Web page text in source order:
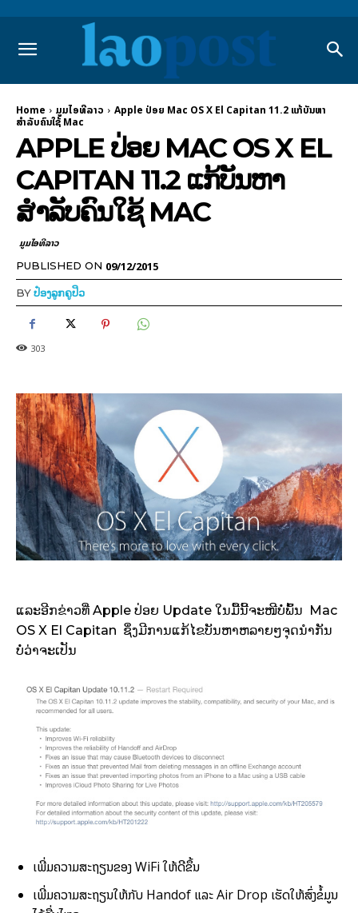
Home ມູມໄອທີລາວ
Apple ປ່ອຍ Mac OS X El Capitan 11.2 ແກ້ບັນຫາ
ສຳລັບຄົນໃຊ້ Mac
APPLE ປ່ອຍ MAC OS X EL
CAPITAN 11.2 ແກ້ບັນຫາ
ສຳລັບຄົນໃຊ້ MAC
ມູມໄອທີລາວ
PUBLISHED ON 09/12/2015
BYປ໋ອງລູກຄູປິວ
303
ແລະ​ອີກຂ່າວທີ່ Apple ປ່ອຍ Update ໃນ​ມື້​ນີ້​​ຈະ​ໜີ​ບໍ່​ພົ້ນ Mac
OS X El Capitan ຊຶ່ງ​ມີ​ການ​ແກ້​ໄຂ​ບັນຫາ​ຫລາຍໆຈຸດນຳກັນ
ບໍ່​ວ່າ​ຈະ​ເປັນ
ເພີ່ມ​ຄວາມ​ສະຖຽນ​ຂອງ WiFi ໃຫ້​ດີ​ຂຶ້ນ
ເພີ່ມ​ຄວາມ​ສະຖຽນ​ໃຫ້​ກັບ Handof ແລະ Air Drop ເຮັດໃຫ້​ສົ່ງ​ຂໍ້​ມູນ​